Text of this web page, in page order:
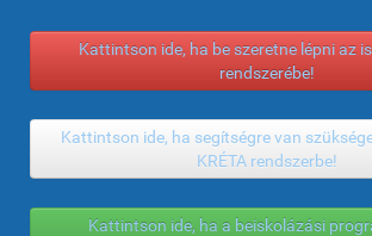
Kattintson ide, ha be szeretne lépni az
rendszerébe!
Kattintson ide, ha segítségre van
KRÉTA rendszerbe!
Kattintson ide, ha a beiskolázási